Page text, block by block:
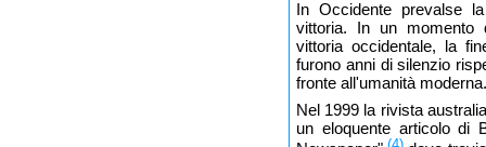
In Occidente prevalse
vittoria. In un momento
vittoria occidentale, la
furono anni di silenzio
fronte all'umanità
Nel 1999 la rivista
un eloquente articolo di